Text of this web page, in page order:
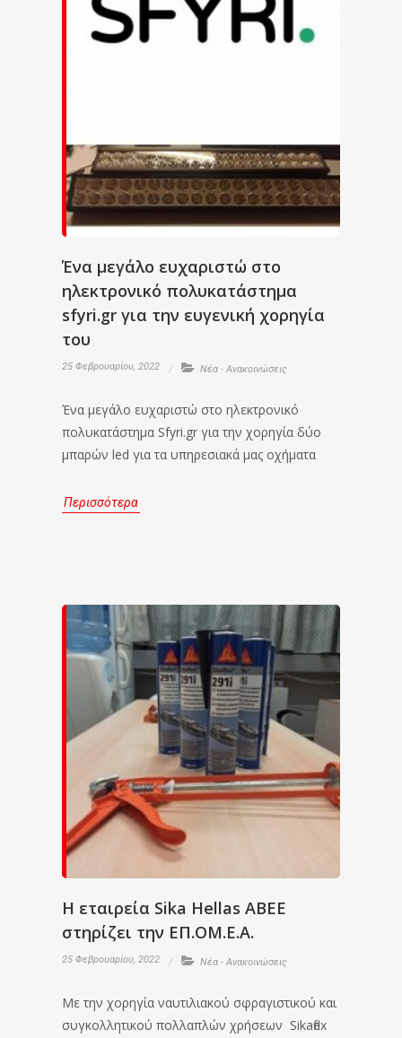
Ένα μεγάλο ευχαριστώ στο
ηλεκτρονικό πολυκατάστημα
sfyri.gr για την ευγενική χορηγία
του
25 Φεβρουαρίου, 2022 Νέα - Ανακοινώσεις
Ένα μεγάλο ευχαριστώ στο ηλεκτρονικό
πολυκατάστημα Sfyri.gr για την χορηγία δύο
μπαρών led για τα υπηρεσιακά μας οχήματα
Περισσότερα
Η εταιρεία Sika Hellas ΑΒΕΕ
στηρίζει την ΕΠ.ΟΜ.Ε.Α.
25 Φεβρουαρίου, 2022 Νέα - Ανακοινώσεις
Με την χορηγία ναυτιλιακού σφραγιστικού και
συγκολλητικού πολλαπλών χρήσεων Sikaflex